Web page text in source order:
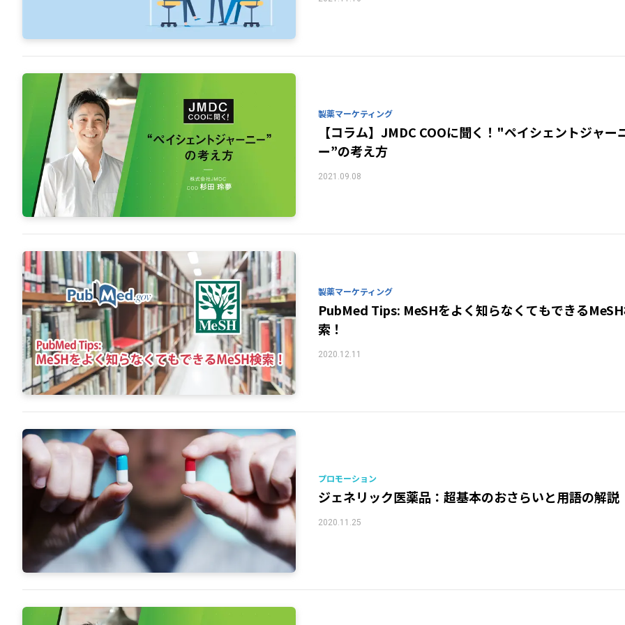
製薬マーケティング
【コラム】JMDC COOに聞く！"ペイシェントジャー
ー”の考え方
2021.09.08
製薬マーケティング
PubMed Tips: MeSHをよく知らなくてもできる
索！
2020.12.11
プロモーション
ジェネリック医薬品：超基本のおさらいと用語の解説
2020.11.25